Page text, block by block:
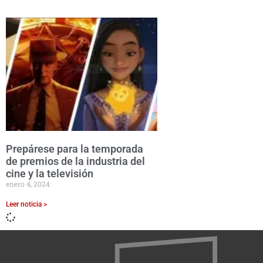
Prepárese para la temporada
de premios de la industria del
cine y la televisión
enero 4, 2024
Leer noticia >